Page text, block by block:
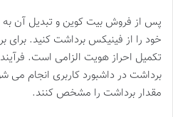
پس از فروش بیت کوین و تبدیل آن به
خود را از فینیکس برداشت کنید. برای
تکمیل احراز هویت الزامی است.
برداشت در داشبورد کاربری انجام می
مقدار برداشت را مشخص کنند.